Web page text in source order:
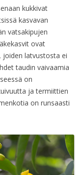
kukkivat
kasvavan
vatsakipujen
ovat
joiden latvustosta ei
taudin vaivaamia
on
ja termiittien
on runsaasti